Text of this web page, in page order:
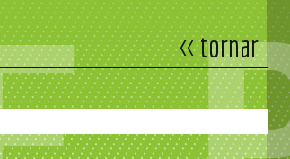
<< tornar